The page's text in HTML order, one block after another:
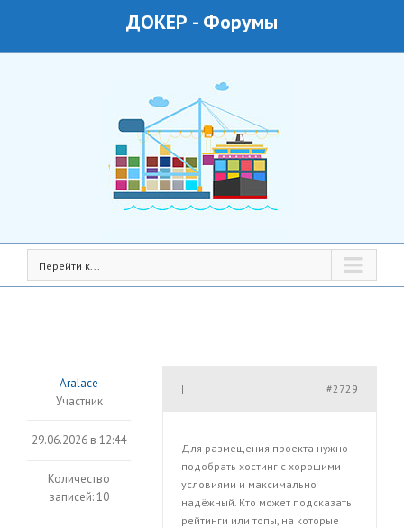
ДОКЕР - Форумы
Перейти к...
Aralace
Участник
29.06.2026 в 12:44
Количество
записей: 10
#2729
|
Для размещения проекта нужно
подобрать хостинг с хорошими
условиями и максимально
надёжный. Кто может подсказать
рейтинги или топы, на которые